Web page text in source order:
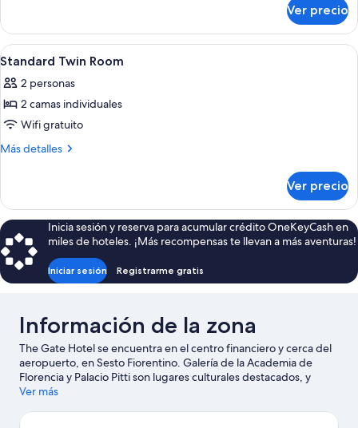
Room
Ver precio
Abrir
todas
las
fotos
de
Standard
Minibar, caja de seguridad en la
5
Standard Twin Room
2 personas
2 camas individuales
Wifi gratuito
Más detalles
Más
Twin
Room
Ver precio
Inicia sesión y reserva para acumular crédito OneKeyCash en
miles de hoteles. ¡Más recompensas te llevan a más aventuras!
Iniciar sesión Registrarme gratis
Información de la zona
The Gate Hotel se encuentra en el centro financiero y cerca del
aeropuerto, en Sesto Fiorentino. Galería de la Academia de
Florencia y Palacio Pitti son lugares culturales destacados, y
algunos de los puntos de interés más importantes del área
puedes darte una vuelta por Catedral de Santa María del Fiore y
Ver más